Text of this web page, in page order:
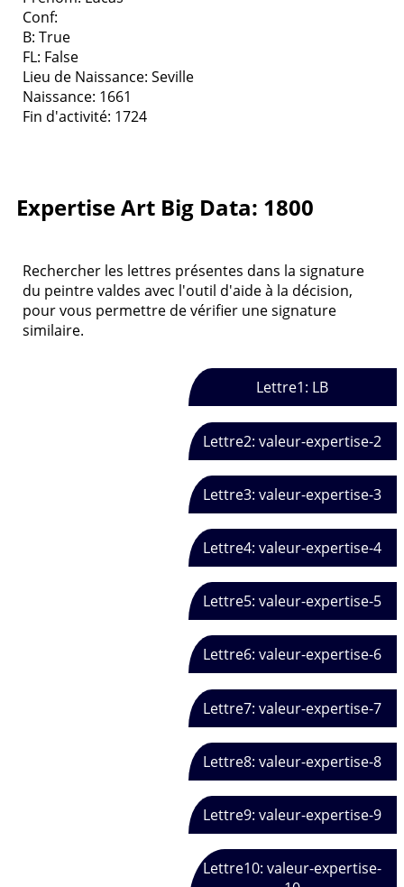
Conf:
B: True
FL: False
Lieu de Naissance: Seville
Naissance: 1661
Fin d'activité: 1724
Expertise Art Big Data: 1800
Rechercher les lettres présentes dans la signature
du peintre valdes avec l'outil d'aide à la décision,
pour vous permettre de vérifier une signature
similaire.
Lettre1: LB
Lettre2: valeur-expertise-2
Lettre3: valeur-expertise-3
Lettre4: valeur-expertise-4
Lettre5: valeur-expertise-5
Lettre6: valeur-expertise-6
Lettre7: valeur-expertise-7
Lettre8: valeur-expertise-8
Lettre9: valeur-expertise-9
Lettre10: valeur-expertise-